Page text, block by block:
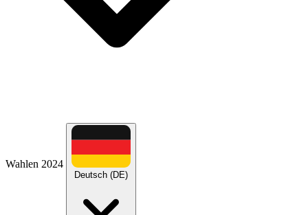
Wahlen 2024
Deutsch (DE)